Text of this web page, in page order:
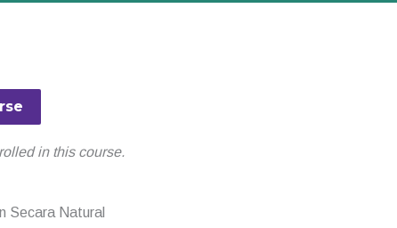
in this course.
Secara Natural